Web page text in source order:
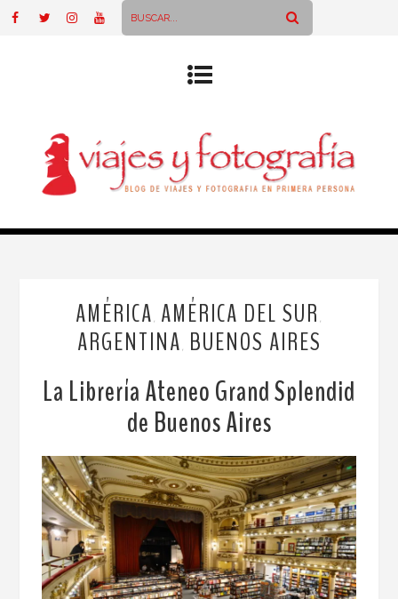
AMÉRICA AMÉRICA DEL SUR
ARGENTINA BUENOS AIRES
La Librería Ateneo Grand Splendid
de Buenos Aires